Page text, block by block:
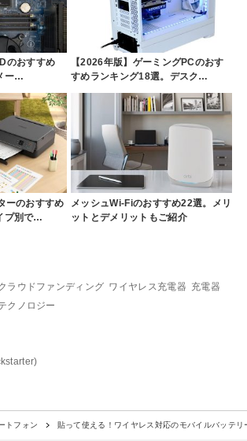
のおすすめ
ー…
【2026年版】ゲーミングPCのおす
すめランキング18選。デスク…
ーのおすすめ
プ別で…
メッシュWi-Fiのおすすめ22選。メリ
ットとデメリットもご紹介
ラウドファンディング ワイヤレス充電器 充電器
クノロジー
トフォン 貼って使える！ワイヤレス対応のモバイルバッテ